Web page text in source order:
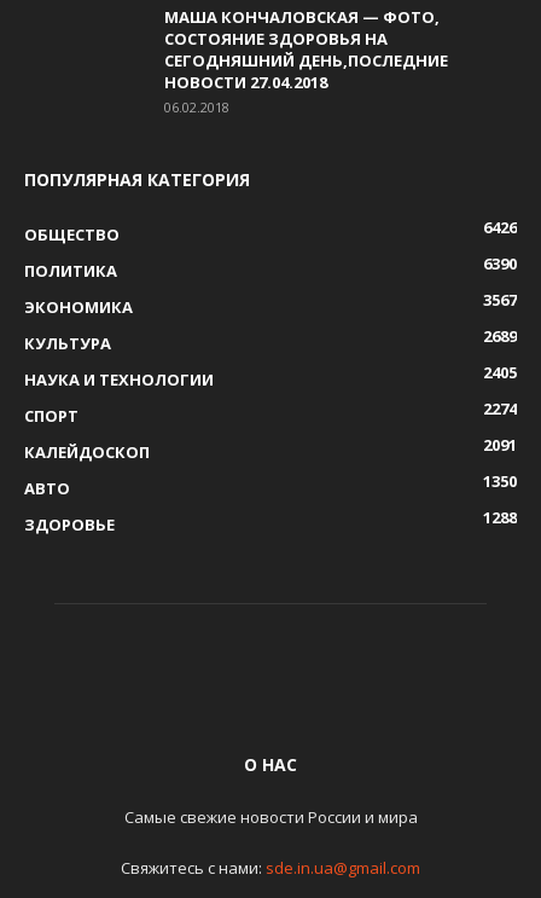
МАША КОНЧАЛОВСКАЯ — ФОТО,
СОСТОЯНИЕ ЗДОРОВЬЯ НА
СЕГОДНЯШНИЙ ДЕНЬ,ПОСЛЕДНИЕ
НОВОСТИ 27.04.2018
06.02.2018
ПОПУЛЯРНАЯ КАТЕГОРИЯ
ОБЩЕСТВО
6426
ПОЛИТИКА
6390
ЭКОНОМИКА
3567
КУЛЬТУРА
2689
НАУКА И ТЕХНОЛОГИИ
2405
СПОРТ
2274
КАЛЕЙДОСКОП
2091
АВТО
1350
ЗДОРОВЬЕ
1288
О НАС
Самые свежие новости России и мира
Свяжитесь с нами: sde.in.ua@gmail.com